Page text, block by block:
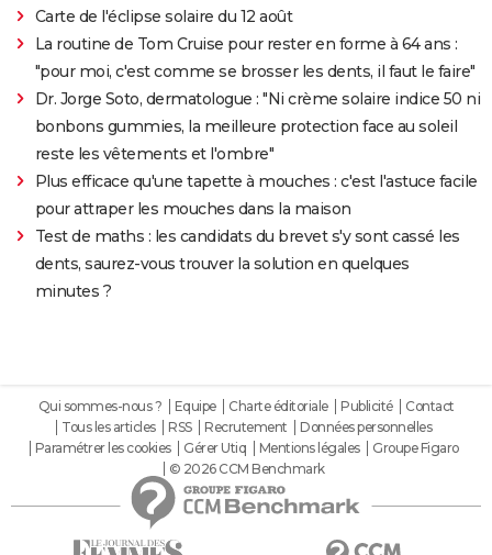
Carte de l'éclipse solaire du 12 août
La routine de Tom Cruise pour rester en forme à 64 ans :
"pour moi, c'est comme se brosser les dents, il faut le faire"
Dr. Jorge Soto, dermatologue : "Ni crème solaire indice 50 ni
bonbons gummies, la meilleure protection face au soleil
reste les vêtements et l'ombre"
Plus efficace qu'une tapette à mouches : c'est l'astuce facile
pour attraper les mouches dans la maison
Test de maths : les candidats du brevet s'y sont cassé les
dents, saurez-vous trouver la solution en quelques
minutes ?
Qui sommes-nous ? Equipe Charte éditoriale Publicité
Contact
Tous les articles
RSS Recrutement
Données personnelles
Paramétrer les cookies
Gérer Utiq Mentions légales
Groupe Figaro
© 2026 CCM Benchmark